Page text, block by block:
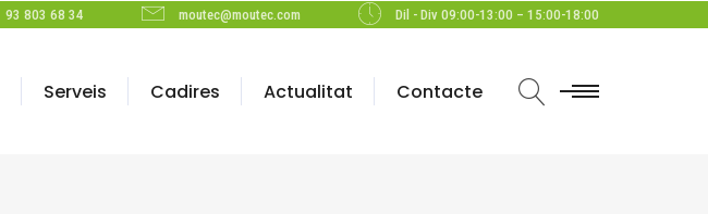
93 803 68 34 moutec@moutec.com Dil - Div 09:00-13:00 – 15:00-18:00
Serveis Cadires Actualitat Contacte